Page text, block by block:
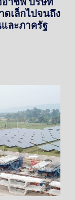
เล็กไปจนถึง
ละภาครัฐ